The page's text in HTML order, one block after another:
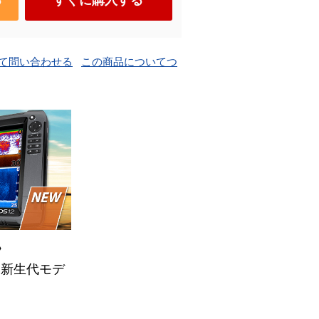
問い合わせる この商品についてつ
生代モデ